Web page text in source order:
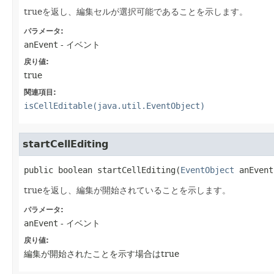
trueを返し、編集セルが選択可能であることを示します。
パラメータ:
anEvent - イベント
戻り値:
true
関連項目:
isCellEditable(java.util.EventObject)
startCellEditing
public boolean startCellEditing​(EventObject
trueを返し、編集が開始されていることを示します。
パラメータ:
anEvent - イベント
戻り値:
編集が開始されたことを示す場合はtrue